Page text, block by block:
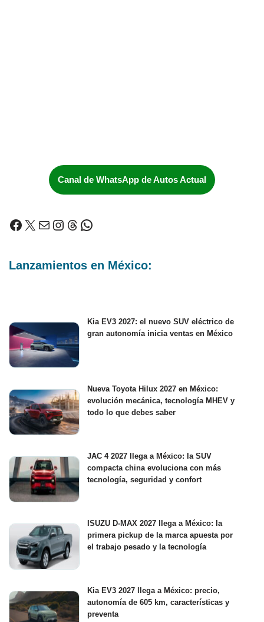
Canal de WhatsApp de Autos Actual
Lanzamientos en México:
Kia EV3 2027: el nuevo SUV eléctrico de
gran autonomía inicia ventas en México
Nueva Toyota Hilux 2027 en México:
evolución mecánica, tecnología MHEV y
todo lo que debes saber
JAC 4 2027 llega a México: la SUV
compacta china evoluciona con más
tecnología, seguridad y confort
ISUZU D-MAX 2027 llega a México: la
primera pickup de la marca apuesta por
el trabajo pesado y la tecnología
Kia EV3 2027 llega a México: precio,
autonomía de 605 km, características y
preventa